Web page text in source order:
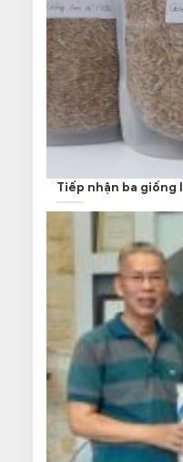
Tiếp nhận ba giống